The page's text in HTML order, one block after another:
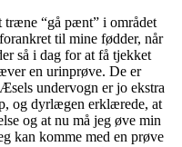
“gå pænt” i området
til mine fødder, når
så i dag for at få tjekket
en urinprøve. De er
undervogn er jo ekstra
og dyrlægen erklærede, at
og at nu må jeg øve min
kan komme med en prøve